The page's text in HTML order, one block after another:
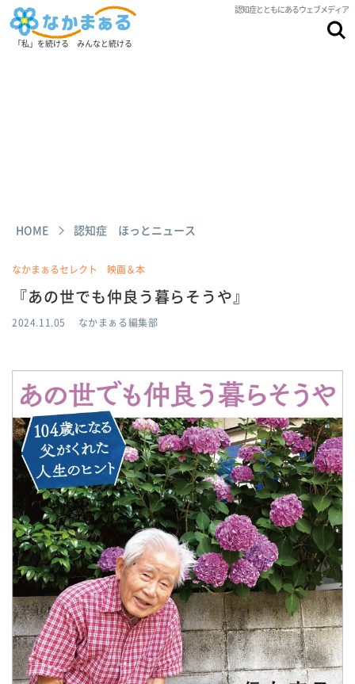
認知症とともにあるウェブメディア
「私」を続ける みんなと続ける
HOME 認知症 ほっとニュース
なかまぁるセレクト 映画＆本
『あの世でも仲良う暮らそうや』
2024.11.05 なかまぁる編集部